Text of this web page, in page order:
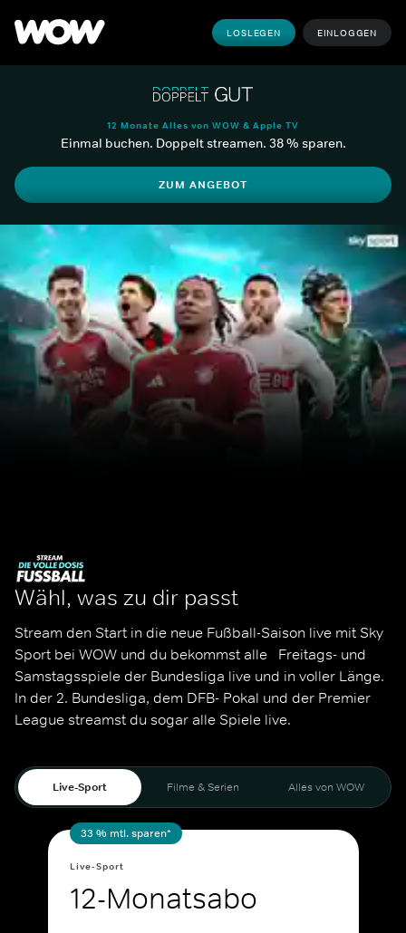
LOSLEGEN EINLOGGEN
12 Monate Alles von WOW & Apple TV
Einmal buchen. Doppelt streamen. 38 % sparen.
ZUM ANGEBOT
Wähl, was zu dir passt
Stream den Start in die neue Fußball-Saison live mit Sky
Sport bei WOW und du bekommst alle   Freitags- und
Samstagsspiele der Bundesliga live und in voller Länge.
In der 2. Bundesliga, dem DFB- Pokal und der Premier
League streamst du sogar alle Spiele live.
Live-Sport Filme & Serien Alles von WOW
33 % mtl. sparen*
Live-Sport
12-Monatsabo